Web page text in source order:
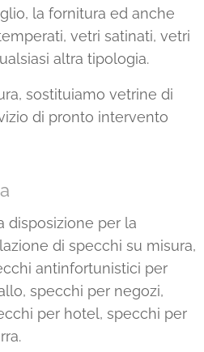
la fornitura ed anche
vetri satinati, vetri
altra tipologia.
sostituiamo vetrine di
di pronto intervento
disposizione per la
di specchi su misura,
antinfortunistici per
specchi per negozi,
per hotel, specchi per